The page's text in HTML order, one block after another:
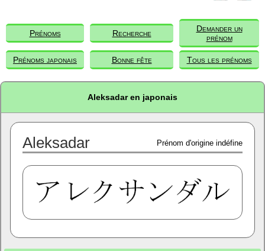
Prénoms Recherche
Demander un
prénom
Prénoms japonais Bonne fête Tous les prénoms
Aleksadar en japonais
Aleksadar Prénom d'origine indéfine